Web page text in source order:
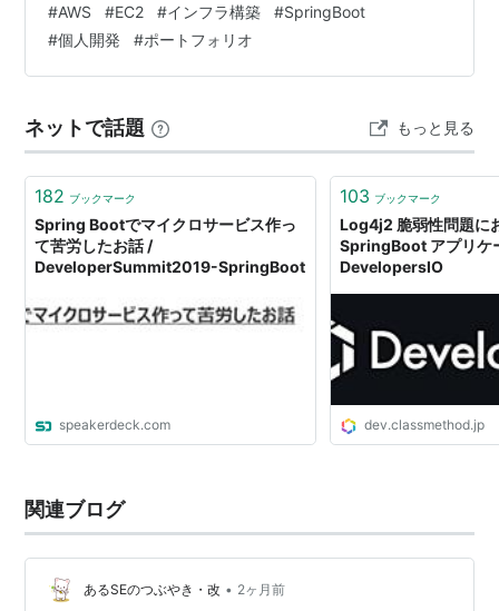
く、あえてAWS（IaaS）を選んだのか？ いよいよインタ
ーネットの世界への公開（デプロイ）作業のスタートで
す。 ローカル環境で動いていたアプリが、世界中のスマ
す…
#AWS #EC2 #インフラ構築 #SpringBoot
#個人開発 #ポートフォリオ
ネットで話題 もっと見る
182 ブックマーク
Spring Bootでマイクロサービス作っ
て苦労したお話 /
DeveloperSummit2019-SpringBoot
speakerdeck.com
103 ブックマーク
Log4j2 脆弱性問題に
SpringBoot アプリケ
DevelopersIO
dev.classmethod.jp
関連ブログ
あるSEのつぶやき・改 • 2ヶ月前